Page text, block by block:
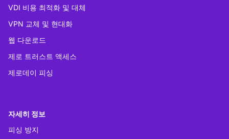
VDI 비용 최적화 및 대체
VPN 교체 및 현대화
웹 다운로드
제로 트러스트 액세스
제로데이 피싱
자세히 정보
피싱 방지